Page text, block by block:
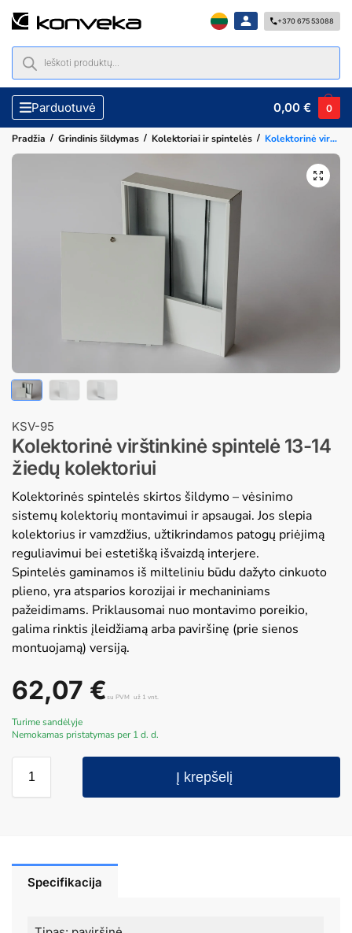
+370 675 53088
Parduotuvė 0,00€ 0
Pradžia / Grindinis šildymas / Kolektoriai ir spintelės / Kolektorinė virštinkinė spintelė 13-14 žiedų kolektoriui
KSV-95
Kolektorinė virštinkinė spintelė 13-14
žiedų kolektoriui
Kolektorinės spintelės skirtos šildymo – vėsinimo
sistemų kolektorių montavimui ir apsaugai. Jos slepia
kolektorius ir vamzdžius, užtikrindamos patogų priėjimą
reguliavimui bei estetišką išvaizdą interjere.
Spintelės gaminamos iš milteliniu būdu dažyto cinkuoto
plieno, yra atsparios korozijai ir mechaniniams
pažeidimams. Priklausomai nuo montavimo poreikio,
galima rinktis įleidžiamą arba paviršinę (prie sienos
montuojamą) versiją.
62,07 €su PVM už 1 vnt.
Turime sandėlyje
Nemokamas pristatymas per 1 d. d.
Į krepšelį
Specifikacija